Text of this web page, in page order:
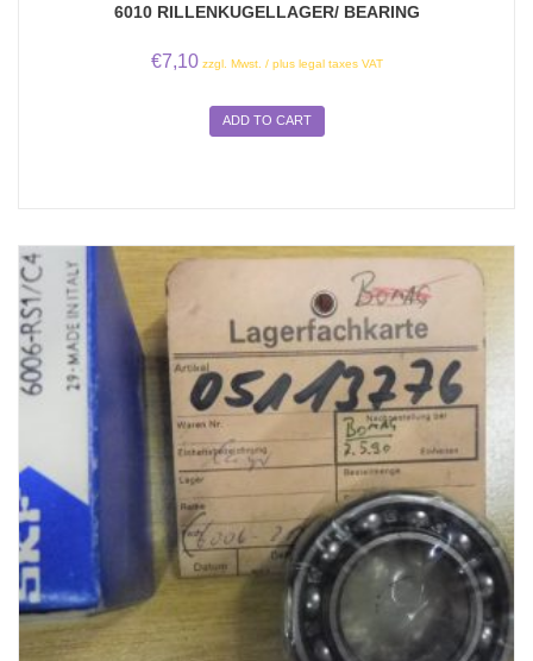
6010 RILLENKUGELLAGER/ BEARING
€7,10 zzgl. Mwst. / plus legal taxes VAT
ADD TO CART